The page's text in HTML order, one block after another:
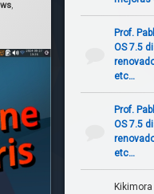
,
Prof.
OS 7.5
etc…
Prof.
OS 7.5
etc…
Kikimora